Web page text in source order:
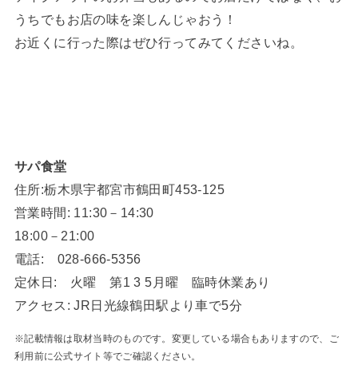
うちでもお店の味を楽しんじゃおう！
お近くに行った際はぜひ行ってみてくださいね。
サパ食堂
住所:栃木県宇都宮市鶴田町453-125
営業時間: 11:30－14:30
18:00－21:00
電話: 028-666-5356
定休日: 火曜 第1 3 5月曜 臨時休業あり
アクセス: JR日光線鶴田駅より車で5分
※記載情報は取材当時のものです。変更している場合もありますので、ご
利用前に公式サイト等でご確認ください。